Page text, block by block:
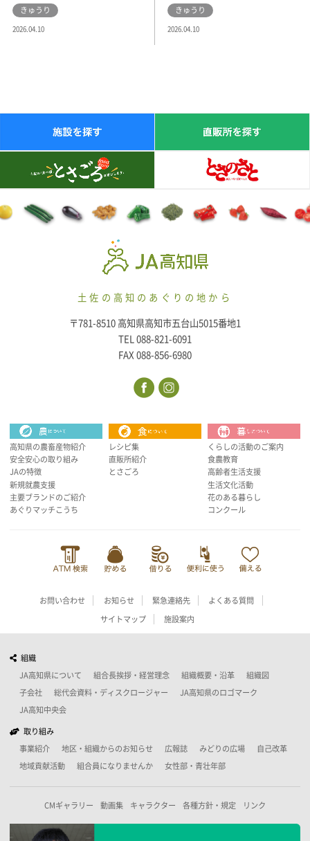
きゅうり
2026.04.10
きゅうり
2026.04.10
土佐の高知のあぐりの地から
〒781-8510 高知県高知市五台山5015番地1
TEL 088-821-6091
FAX 088-856-6980
高知県の農畜産物紹介
安全安心の取り組み
JAの特徴
新規就農支援
主要ブランドのご紹介
あぐりマッチこうち
レシピ集
直販所紹介
とさごろ
くらしの活動のご案内
食農教育
高齢者生活支援
生活文化活動
花のある暮らし
コンクール
お問い合わせ お知らせ 緊急連絡先 よくある質問
サイトマップ 施設案内
組織
JA高知県について 組合長挨拶・経営理念 組織概要・沿革 組織図
子会社 総代会資料・ディスクロージャー JA高知県のロゴマーク
JA高知中央会
取り組み
事業紹介 地区・組織からのお知らせ 広報誌 みどりの広場 自己改革
地域貢献活動 組合員になりませんか 女性部・青壮年部
CMギャラリー 動画集 キャラクター 各種方針・規定 リンク